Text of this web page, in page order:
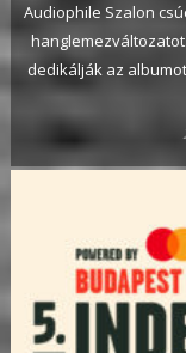
Audiophile Szalon
dedikálják az